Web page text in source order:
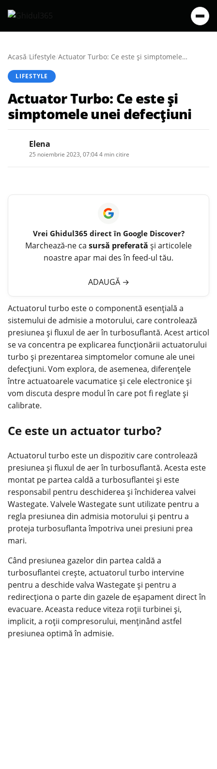
Acasă/Lifestyle/ Actuator Turbo: Ce este și simptomele unei defecțiuni
LIFESTYLE
Actuator Turbo: Ce este și
simptomele unei defecțiuni
Elena
25 noiembrie 2023, 07:044 min citire
Vrei Ghidul365 direct în Google Discover?
Marchează-ne ca sursă preferată și articolele
noastre apar mai des în feed-ul tău.
ADAUGĂ →
Actuatorul turbo este o componentă esențială a
sistemului de admisie a motorului, care controlează
presiunea și fluxul de aer în turbosuflantă. Acest articol
se va concentra pe explicarea funcționării actuatorului
turbo și prezentarea simptomelor comune ale unei
defecțiuni. Vom explora, de asemenea, diferențele
între actuatoarele vacumatice și cele electronice și
vom discuta despre modul în care pot fi reglate și
calibrate.
Ce este un actuator turbo?
Actuatorul turbo este un dispozitiv care controlează
presiunea și fluxul de aer în turbosuflantă. Acesta este
montat pe partea caldă a turbosuflantei și este
responsabil pentru deschiderea și închiderea valvei
Wastegate. Valvele Wastegate sunt utilizate pentru a
regla presiunea din admisia motorului și pentru a
proteja turbosuflanta împotriva unei presiuni prea
mari.
Când presiunea gazelor din partea caldă a
turbosuflantei crește, actuatorul turbo intervine
pentru a deschide valva Wastegate și pentru a
redirecționa o parte din gazele de eșapament direct în
evacuare. Aceasta reduce viteza roții turbinei și,
implicit, a roții compresorului, menținând astfel
presiunea optimă în admisie.